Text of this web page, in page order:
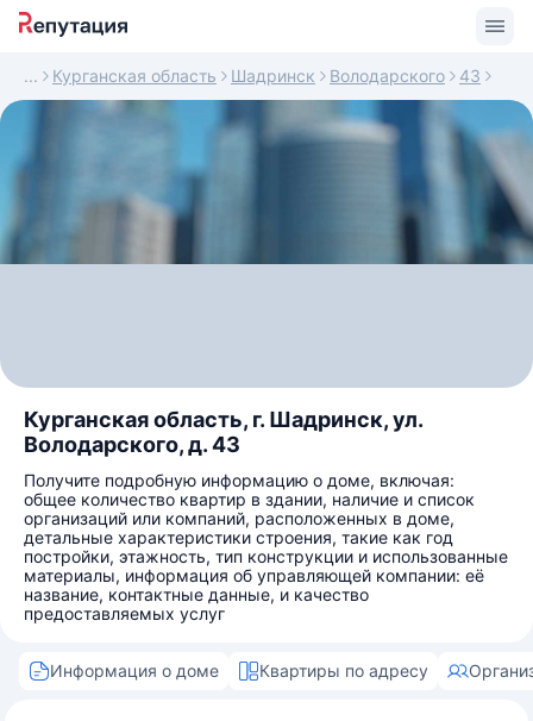
Курганская область Шадринск Володарского 43
Курганская область, г. Шадринск, ул.
Володарского, д. 43
Получите подробную информацию о доме, включая:
общее количество квартир в здании, наличие и список
организаций или компаний, расположенных в доме,
детальные характеристики строения, такие как год
постройки, этажность, тип конструкции и использованные
материалы, информация об управляющей компании: её
название, контактные данные, и качество
предоставляемых услуг
Информация о доме Квартиры по адресу